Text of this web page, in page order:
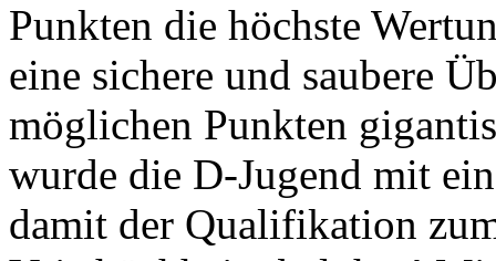
Punkten die höchste
eine sichere und saubere
möglichen Punkten
wurde die D-Jugend mit
damit der Qualifikation